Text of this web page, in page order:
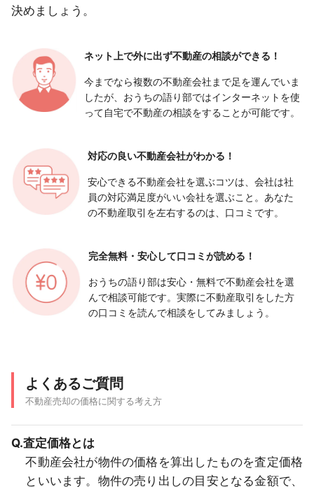
決めましょう。
ネット上で外に出ず不動産の相談ができる！
今までなら複数の不動産会社まで足を運んでいま
したが、おうちの語り部ではインターネットを使
って自宅で不動産の相談をすることが可能です。
対応の良い不動産会社がわかる！
安心できる不動産会社を選ぶコツは、会社は社
員の対応満足度がいい会社を選ぶこと。あなた
の不動産取引を左右するのは、口コミです。
完全無料・安心して口コミが読める！
おうちの語り部は安心・無料で不動産会社を選
んで相談可能です。実際に不動産取引をした方
の口コミを読んで相談をしてみましょう。
よくあるご質問
不動産売却の価格に関する考え方
Q.査定価格とは
不動産会社が物件の価格を算出したものを査定価格
といいます。物件の売り出しの目安となる金額で、